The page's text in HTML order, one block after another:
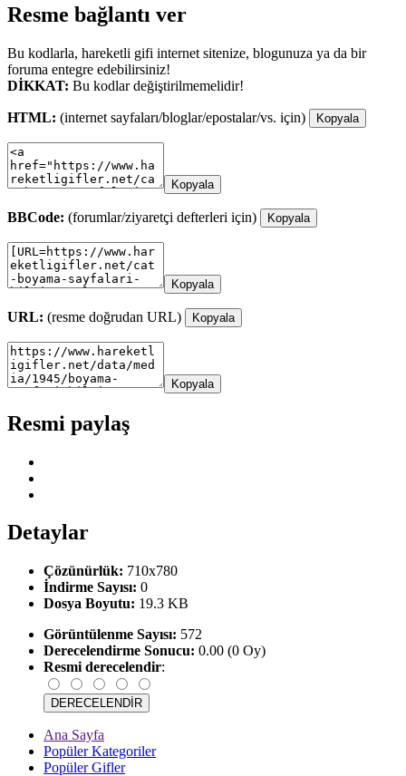
Resme bağlantı ver
Bu kodlarla, hareketli gifi internet sitenize, blogunuza ya da bir
foruma entegre edebilirsiniz!
DİKKAT: Bu kodlar değiştirilmemelidir!
HTML: (internet sayfaları/bloglar/epostalar/vs. için) Kopyala
Kopyala
BBCode: (forumlar/ziyaretçi defterleri için) Kopyala
Kopyala
URL: (resme doğrudan URL) Kopyala
Kopyala
Resmi paylaş
Detaylar
Çözünürlük: 710x780
İndirme Sayısı: 0
Dosya Boyutu: 19.3 KB
Görüntülenme Sayısı: 572
Derecelendirme Sonucu: 0.00 (0 Oy)
Resmi derecelendir:
Ana Sayfa
Popüler Kategoriler
Popüler Gifler